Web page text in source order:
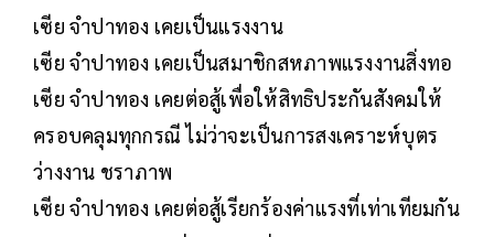
เซีย จำปาทอง เคยเป็นแรงงาน
เซีย จำปาทอง เคยเป็นสมาชิกสหภาพแรงงานสิ่งทอ
เซีย จำปาทอง เคยต่อสู้เพื่อให้สิทธิประกันสังคมให้
ครอบคลุมทุกกรณี ไม่ว่าจะเป็นการสงเคราะห์บุตร
ว่างงาน ชราภาพ
เซีย จำปาทอง เคยต่อสู้เรียกร้องค่าแรงที่เท่าเทียมกัน